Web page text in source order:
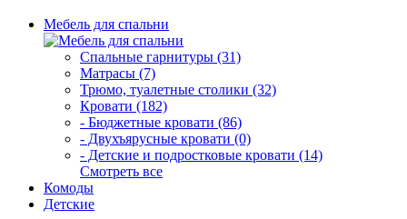
Мебель для спальни
Спальные гарнитуры (31)
Матрасы (7)
Трюмо, туалетные столики (32)
Кровати (182)
- Бюджетные кровати (86)
- Двухъярусные кровати (0)
- Детские и подростковые кровати (14)
Смотреть все
Комоды
Детские